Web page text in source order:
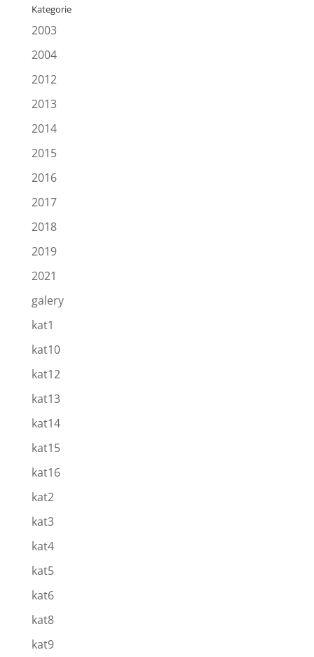
Kategorie
2003
2004
2012
2013
2014
2015
2016
2017
2018
2019
2021
galery
kat1
kat10
kat12
kat13
kat14
kat15
kat16
kat2
kat3
kat4
kat5
kat6
kat8
kat9